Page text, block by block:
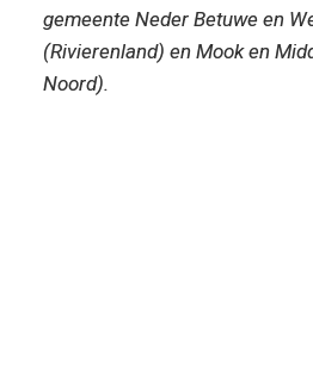
gemeente Neder Betuwe en
(Rivierenland) en Mook en
Noord).